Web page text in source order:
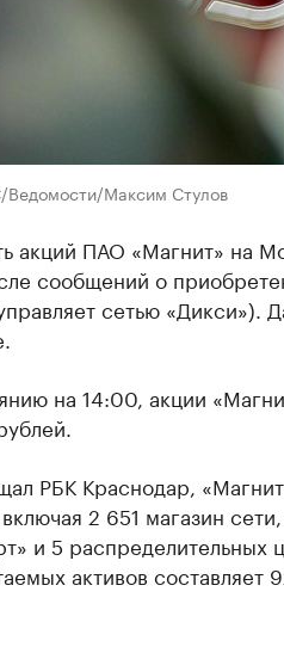
Максим Стулов
акций ПАО «Магнит» на
сообщений о
сетью «Дикси»).
на 14:00, акции
РБК Краснодар,
2 651 магазин
и 5 распределительных
активов составляет